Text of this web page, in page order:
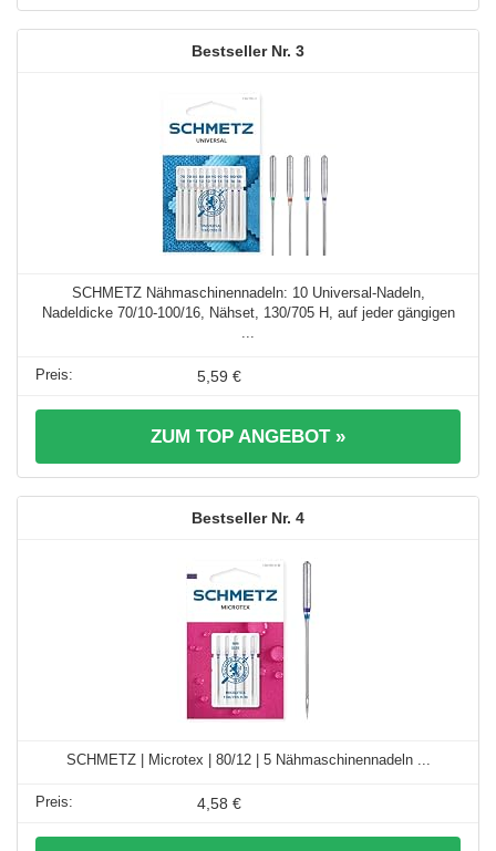
3
SCHMETZ Nähmaschinennadeln: 10 Universal-Nadeln,
Nadeldicke 70/10-100/16, Nähset, 130/705 H, auf jeder gängigen
5,59 €
ZUM TOP ANGEBOT »
4
SCHMETZ | Microtex | 80/12 | 5 Nähmaschinennadeln ...
4,58 €